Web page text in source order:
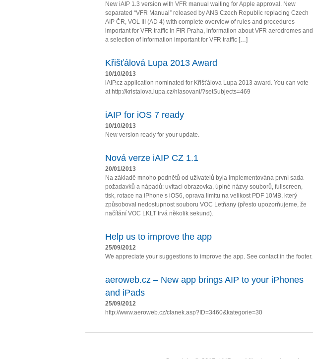
New iAIP 1.3 version with VFR manual waiting for Apple approval. New
separated “VFR Manual” released by ANS Czech Republic replacing Czech
AIP ČR, VOL III (AD 4) with complete overview of rules and procedures
important for VFR traffic in FIR Praha, information about VFR aerodromes and
a selection of information important for VFR traffic […]
Křišťálová Lupa 2013 Award
10/10/2013
iAIP.cz application nominated for Křišťálova Lupa 2013 award. You can vote
at http://kristalova.lupa.cz/hlasovani/?setSubjects=469
iAIP for iOS 7 ready
10/10/2013
New version ready for your update.
Nová verze iAIP CZ 1.1
20/01/2013
Na základě mnoho podnětů od uživatelů byla implementována první sada
požadavků a nápadů: uvítací obrazovka, úplné názvy souborů, fullscreen,
tisk, rotace na iPhone s iOS6, oprava limitu na velikost PDF 10MB, který
způsoboval nedostupnost souboru VOC Letňany (přesto upozorňujeme, že
načítání VOC LKLT trvá několik sekund).
Help us to improve the app
25/09/2012
We appreciate your suggestions to improve the app. See contact in the footer.
aeroweb.cz – New app brings AIP to your iPhones
and iPads
25/09/2012
http://www.aeroweb.cz/clanek.asp?ID=3460&kategorie=30